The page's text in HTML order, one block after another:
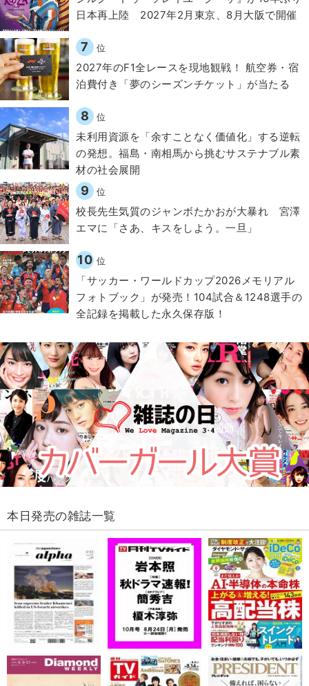
日本再上陸 2027年2月東京、8月大阪で開催
7 位
2027年のF1全レースを現地観戦！ 航空券・宿
泊費付き「夢のシーズンチケット」が当たる
8 位
​​未利用資源を「余すことなく価値化」する逆転
の発想。福島・南相馬から挑むサステナブル素
材の社会展開​
9 位
校長先生気質のジャンボたかおが大暴れ 宮澤
エマに「さあ、キスをしよう。一旦」
10 位
「サッカー・ワールドカップ2026メモリアル
フォトブック」が発売！104試合＆1248選手の
全記録を掲載した永久保存版！
本日発売の雑誌一覧